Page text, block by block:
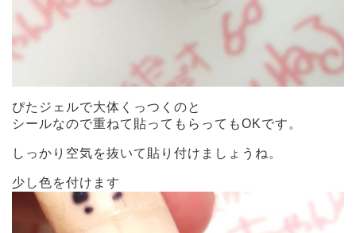
ぴたジェルで大体くっつくのと
シールなので重ねて貼ってもらってもOKです。
しっかり空気を抜いて貼り付けましょうね。
少し色を付けます